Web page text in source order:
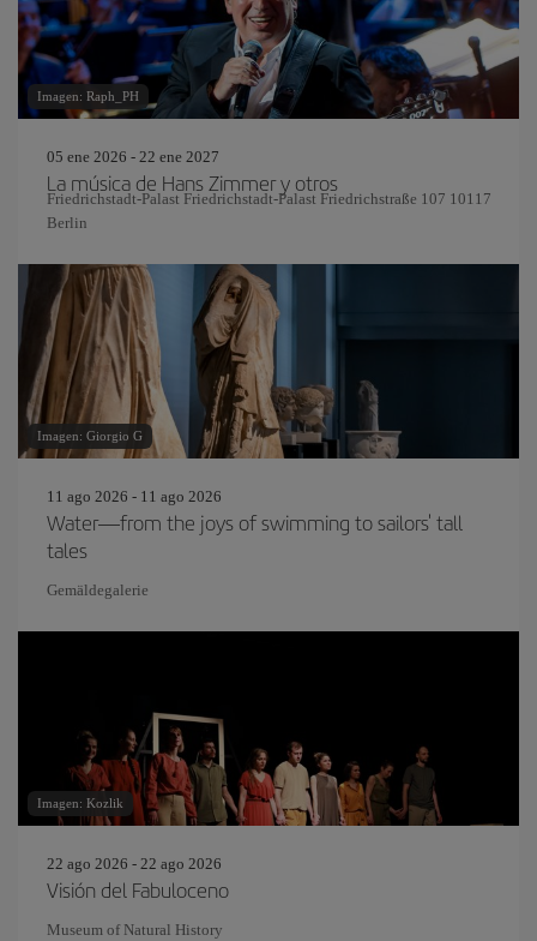
Imagen: Raph_PH
05 ene 2026 - 22 ene 2027
La música de Hans Zimmer y otros
Friedrichstadt-Palast Friedrichstadt-Palast Friedrichstraße 107 10117
Berlin
Imagen: Giorgio G
11 ago 2026 - 11 ago 2026
Water—from the joys of swimming to sailors' tall
tales
Gemäldegalerie
Imagen: Kozlik
22 ago 2026 - 22 ago 2026
Visión del Fabuloceno
Museum of Natural History